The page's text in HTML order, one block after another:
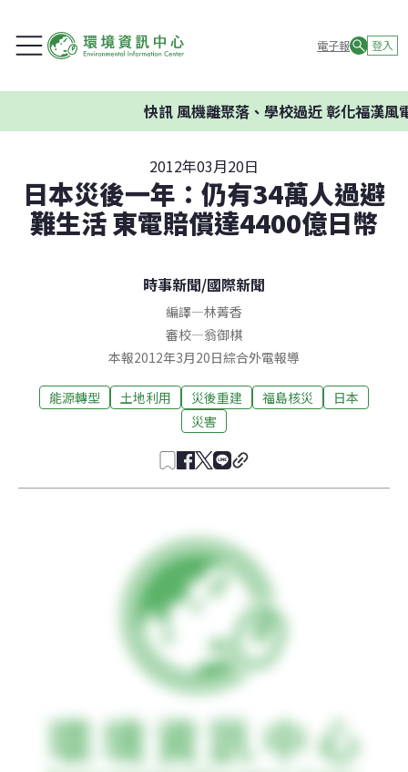
電子報 登入
快訊風機離聚落、學校過近 彰化福漢風電
2012年03月20日
日本災後一年：仍有34萬人過避
難生活 東電賠償達4400億日幣
時事新聞/國際新聞
編譯—林菁香
審校—翁御棋
本報2012年3月20日綜合外電報導
能源轉型 土地利用 災後重建 福島核災
日本
災害